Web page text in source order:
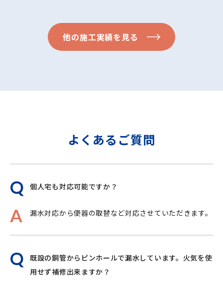
他の施工実績を見る
よくあるご質問
個人宅も対応可能ですか？
漏水対応から便器の取替など対応させていただきます。
既設の銅管からピンホールで漏水しています。火気を使
用せず補修出来ますか？